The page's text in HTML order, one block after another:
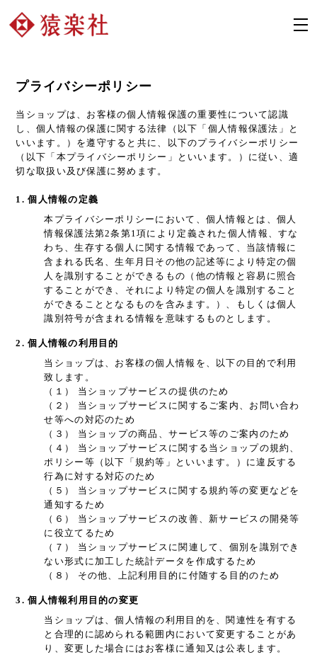
プライバシーポリシー
当ショップは、お客様の個人情報保護の重要性について認識
し、個人情報の保護に関する法律（以下「個人情報保護法」と
いいます。）を遵守すると共に、以下のプライバシーポリシー
（以下「本プライバシーポリシー」といいます。）に従い、適
切な取扱い及び保護に努めます。
1. 個人情報の定義
本プライバシーポリシーにおいて、個人情報とは、個人
情報保護法第2条第1項により定義された個人情報、すな
わち、生存する個人に関する情報であって、当該情報に
含まれる氏名、生年月日その他の記述等により特定の個
人を識別することができるもの（他の情報と容易に照合
することができ、それにより特定の個人を識別すること
ができることとなるものを含みます。）、もしくは個人
識別符号が含まれる情報を意味するものとします。
2. 個人情報の利用目的
当ショップは、お客様の個人情報を、以下の目的で利用
致します。
（１） 当ショップサービスの提供のため
（２） 当ショップサービスに関するご案内、お問い合わ
せ等への対応のため
（３） 当ショップの商品、サービス等のご案内のため
（４） 当ショップサービスに関する当ショップの規約、
ポリシー等（以下「規約等」といいます。）に違反する
行為に対する対応のため
（５） 当ショップサービスに関する規約等の変更などを
通知するため
（６） 当ショップサービスの改善、新サービスの開発等
に役立てるため
（７） 当ショップサービスに関連して、個別を識別でき
ない形式に加工した統計データを作成するため
（８） その他、上記利用目的に付随する目的のため
3. 個人情報利用目的の変更
当ショップは、個人情報の利用目的を、関連性を有する
と合理的に認められる範囲内において変更することがあ
り、変更した場合にはお客様に通知又は公表します。